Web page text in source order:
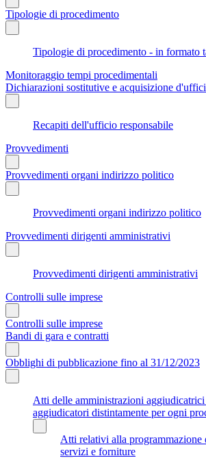
Tipologie di procedimento
Tipologie di procedimento - in formato
Monitoraggio tempi procedimentali
Dichiarazioni sostitutive e acquisizione
Recapiti dell'ufficio responsabile
Provvedimenti
Provvedimenti organi indirizzo politico
Provvedimenti organi indirizzo politico
Provvedimenti dirigenti amministrativi
Provvedimenti dirigenti amministrativi
Controlli sulle imprese
Controlli sulle imprese
Bandi di gara e contratti
Obblighi di pubblicazione fino al 31/12/2023
Atti delle amministrazioni
aggiudicatori distintamente per ogni
Atti relativi alla programmazione
servizi e forniture